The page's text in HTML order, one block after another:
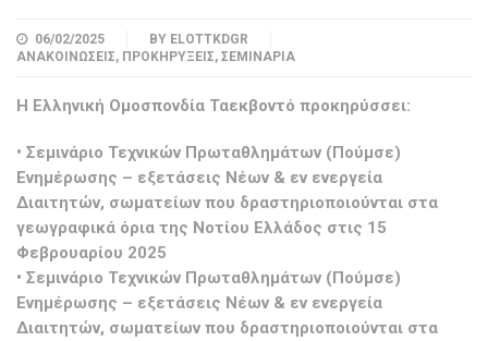
06/02/2025 BY ELOTTKDGR
ΑΝΑΚΟΙΝΏΣΕΙΣ, ΠΡΟΚΗΡΎΞΕΙΣ, ΣΕΜΙΝΆΡΙΑ
Η Ελληνική Ομοσπονδία Ταεκβοντό προκηρύσσει:
• Σεμινάριο Τεχνικών Πρωταθλημάτων (Πούμσε)
Ενημέρωσης – εξετάσεις Νέων & εν ενεργεία
Διαιτητών, σωματείων που δραστηριοποιούνται στα
γεωγραφικά όρια της Νοτίου Ελλάδος στις 15
Φεβρουαρίου 2025
• Σεμινάριο Τεχνικών Πρωταθλημάτων (Πούμσε)
Ενημέρωσης – εξετάσεις Νέων & εν ενεργεία
Διαιτητών, σωματείων που δραστηριοποιούνται στα